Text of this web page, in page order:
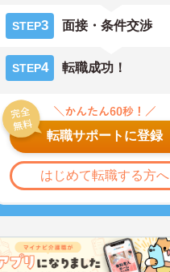
STEP3 面接・条件交渉
STEP4 転職成功！
転職サポートに登録
はじめて転職する方へ